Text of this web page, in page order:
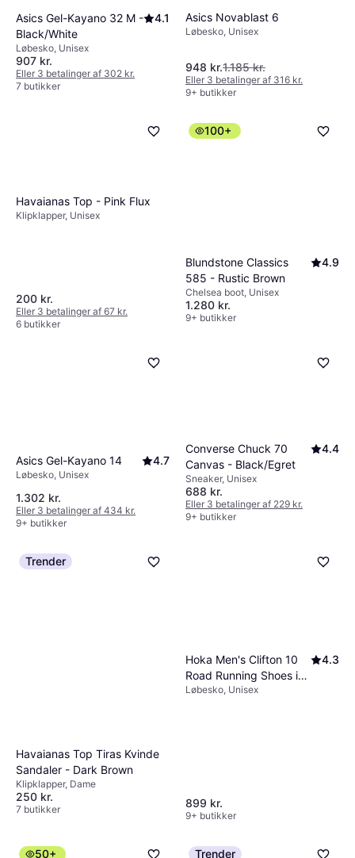
Asics Gel-Kayano 32 M -
Black/White
4.1
Løbesko, Unisex
907 kr.
Eller 3 betalinger af 302 kr.
7 butikker
Asics Novablast 6
Løbesko, Unisex
948 kr.1.185 kr.
Eller 3 betalinger af 316 kr.
9+ butikker
Havaianas Top - Pink Flux
Klipklapper, Unisex
200 kr.
Eller 3 betalinger af 67 kr.
6 butikker
100+
Blundstone Classics
585 - Rustic Brown
4.9
Chelsea boot, Unisex
1.280 kr.
9+ butikker
Asics Gel-Kayano 14 4.7
Løbesko, Unisex
1.302 kr.
Eller 3 betalinger af 434 kr.
9+ butikker
Converse Chuck 70
Canvas - Black/Egret
4.4
Sneaker, Unisex
688 kr.
Eller 3 betalinger af 229 kr.
9+ butikker
Trender
Havaianas Top Tiras Kvinde
Sandaler - Dark Brown
Klipklapper, Dame
250 kr.
7 butikker
Hoka Men's Clifton 10
Road Running Shoes in
Black/White
4.3
Løbesko, Unisex
899 kr.
9+ butikker
50+ Trender